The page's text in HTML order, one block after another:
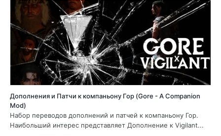
Дополнения и Патчи к компаньону Гор (Gore - A Companion
Mod)
Набор переводов дополнений и патчей к компаньону Гор.
Наибольший интерес представляет Дополнение к Vigilant...